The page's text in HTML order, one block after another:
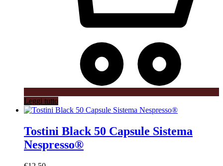
Leggi tutto
Tostini Black 50 Capsule Sistema
Nespresso®